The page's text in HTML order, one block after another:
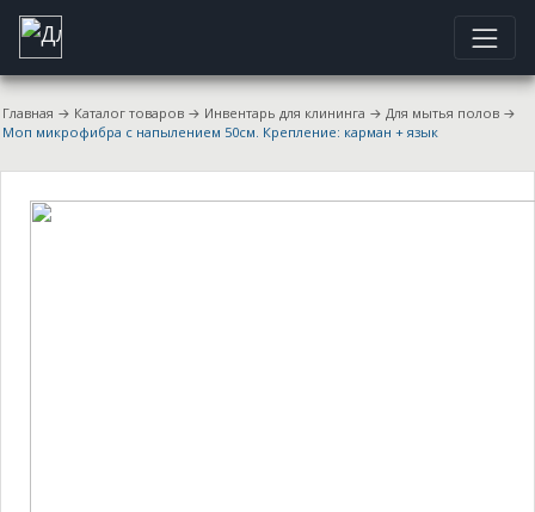
Главная → Каталог товаров → Инвентарь для клининга → Для мытья полов →
Моп микрофибра с напылением 50см. Крепление: карман + язык